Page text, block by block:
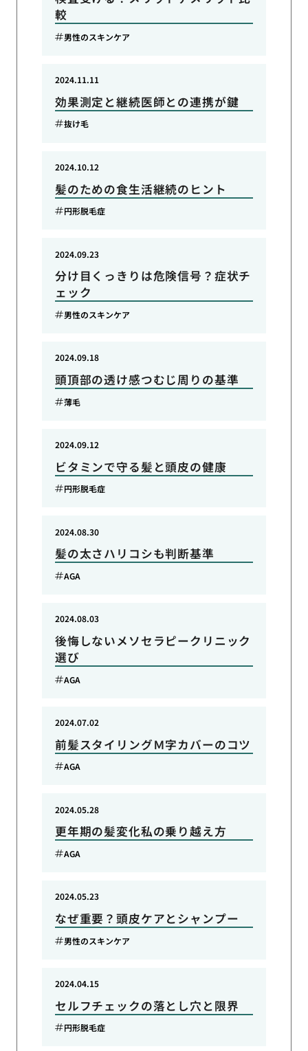
較
男性のスキンケア
効果測定と継続医師との連携が鍵
2024.11.11
抜け毛
髪のための食生活継続のヒント
2024.10.12
円形脱毛症
分け目くっきりは危険信号？症状チ
ェック
2024.09.23
男性のスキンケア
頭頂部の透け感つむじ周りの基準
2024.09.18
薄毛
ビタミンで守る髪と頭皮の健康
2024.09.12
円形脱毛症
髪の太さハリコシも判断基準
2024.08.30
AGA
後悔しないメソセラピークリニック
選び
2024.08.03
AGA
前髪スタイリングＭ字カバーのコツ
2024.07.02
AGA
更年期の髪変化私の乗り越え方
2024.05.28
AGA
なぜ重要？頭皮ケアとシャンプー
2024.05.23
男性のスキンケア
セルフチェックの落とし穴と限界
2024.04.15
円形脱毛症